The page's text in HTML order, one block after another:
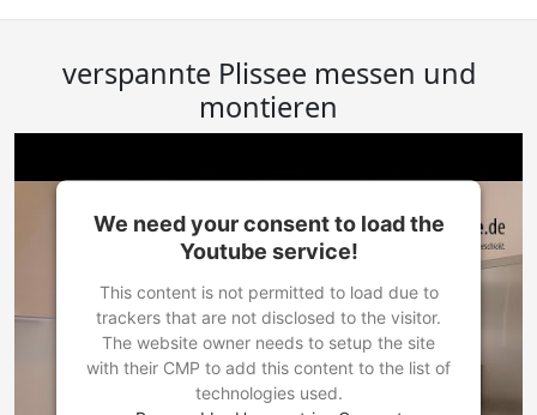
verspannte Plissee messen und
montieren
We need your consent to load the
Youtube service!
This content is not permitted to load due to
trackers that are not disclosed to the visitor.
The website owner needs to setup the site
with their CMP to add this content to the list of
technologies used.